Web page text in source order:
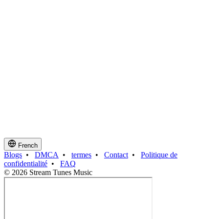
French
Blogs • DMCA • termes • Contact • Politique de
confidentialité • FAQ
© 2026 Stream Tunes Music